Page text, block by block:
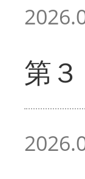
第